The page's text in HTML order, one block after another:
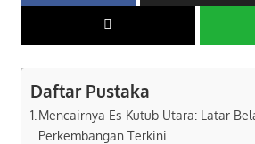
Daftar Pustaka
Mencairnya Es Kutub Utara: Latar
Perkembangan Terkini